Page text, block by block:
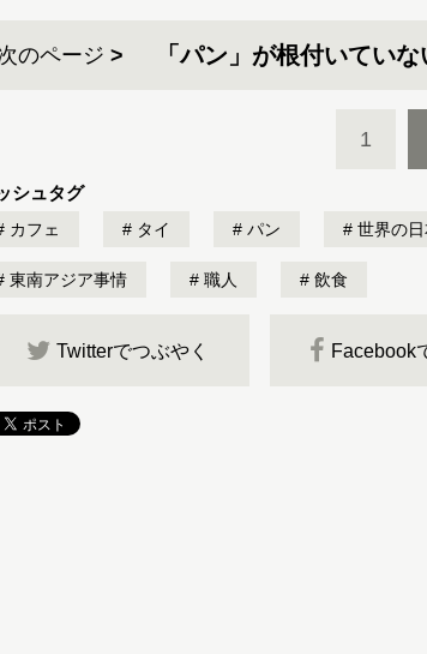
のページ 「パン」が根付いてい
1
シュタグ
カフェ タイ パン 世界の日
東南アジア事情 職人 飲食
Twitterでつぶやく Facebook